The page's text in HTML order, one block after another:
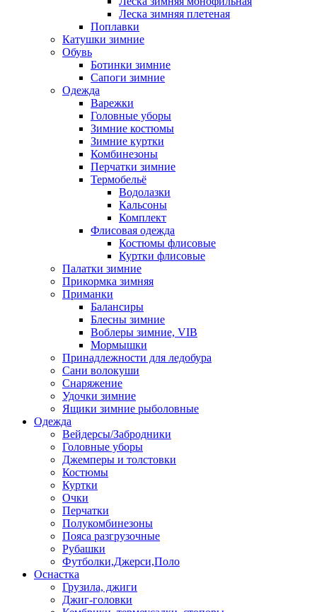
Леска зимняя плетеная
Поплавки
Катушки зимние
Обувь
Ботинки зимние
Сапоги зимние
Одежда
Варежки
Головные уборы
Зимние костюмы
Зимние куртки
Комбинезоны
Перчатки зимние
Термобельё
Водолазки
Кальсоны
Комплект
Флисовая одежда
Костюмы флисовые
Куртки флисовые
Палатки зимние
Прикормка зимняя
Приманки
Балансиры
Блесны зимние
Воблеры зимние, VIB
Мормышки
Принадлежности для ледобура
Сани волокуши
Снаряжение
Удочки зимние
Ящики зимние рыболовные
Одежда
Вейдерсы/Забродники
Головные уборы
Джемперы и толстовки
Костюмы
Куртки
Очки
Перчатки
Полукомбинезоны
Пояса разгрузочные
Рубашки
Футболки,Джерси,Поло
Оснастка
Грузила, джиги
Джиг-головки